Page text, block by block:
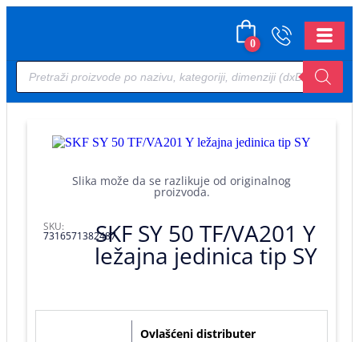
0
Slika može da se razlikuje od originalnog
proizvoda.
SKF SY 50 TF/VA201 Y
ležajna jedinica tip SY
SKU:
7316571382487
Ovlašćeni distributer